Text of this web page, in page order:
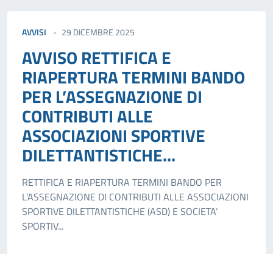
AVVISI 29 DICEMBRE 2025
AVVISO RETTIFICA E
RIAPERTURA TERMINI BANDO
PER L’ASSEGNAZIONE DI
CONTRIBUTI ALLE
ASSOCIAZIONI SPORTIVE
DILETTANTISTICHE...
RETTIFICA E RIAPERTURA TERMINI BANDO PER
L’ASSEGNAZIONE DI CONTRIBUTI ALLE ASSOCIAZIONI
SPORTIVE DILETTANTISTICHE (ASD) E SOCIETA’
SPORTIV...